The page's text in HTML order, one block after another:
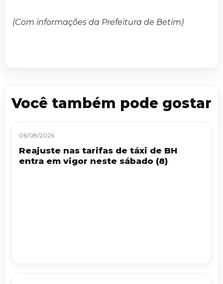
(Com informações da Prefeitura de Betim)
Você também pode gostar
06/08/2026
Reajuste nas tarifas de táxi de BH
entra em vigor neste sábado (8)